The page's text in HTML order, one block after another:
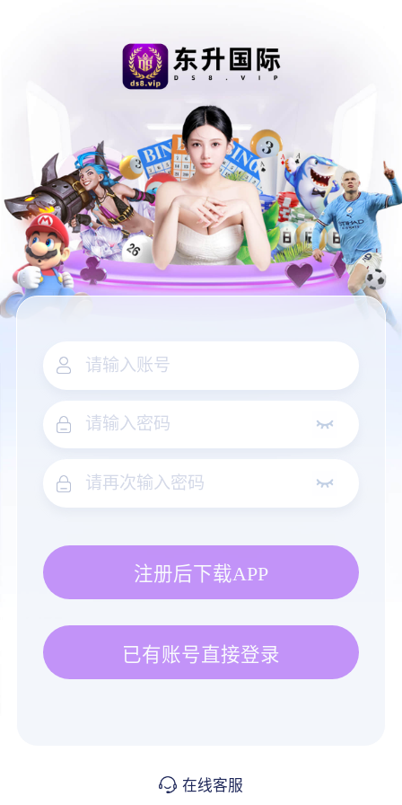
注册后下载APP
已有账号直接登录
在线客服